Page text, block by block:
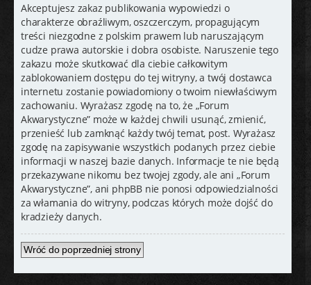
Akceptujesz zakaz publikowania wypowiedzi o
charakterze obraźliwym, oszczerczym, propagującym
treści niezgodne z polskim prawem lub naruszającym
cudze prawa autorskie i dobra osobiste. Naruszenie tego
zakazu może skutkować dla ciebie całkowitym
zablokowaniem dostępu do tej witryny, a twój dostawca
internetu zostanie powiadomiony o twoim niewłaściwym
zachowaniu. Wyrażasz zgodę na to, że „Forum
Akwarystyczne” może w każdej chwili usunąć, zmienić,
przenieść lub zamknąć każdy twój temat, post. Wyrażasz
zgodę na zapisywanie wszystkich podanych przez ciebie
informacji w naszej bazie danych. Informacje te nie będą
przekazywane nikomu bez twojej zgody, ale ani „Forum
Akwarystyczne”, ani phpBB nie ponosi odpowiedzialności
za włamania do witryny, podczas których może dojść do
kradzieży danych.
Wróć do poprzedniej strony